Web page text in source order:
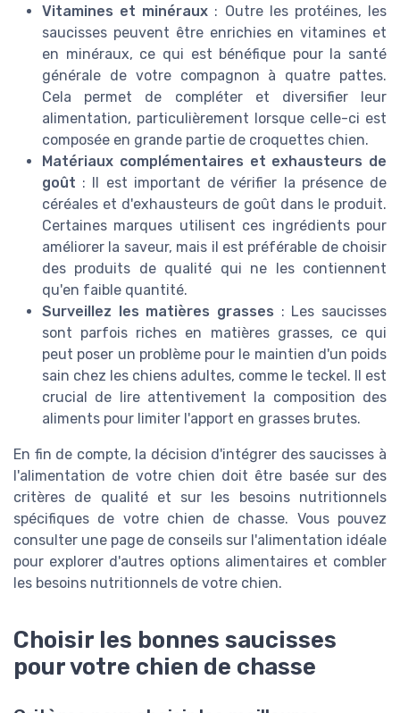
Vitamines et minéraux : Outre les protéines, les
saucisses peuvent être enrichies en vitamines et
en minéraux, ce qui est bénéfique pour la santé
générale de votre compagnon à quatre pattes.
Cela permet de compléter et diversifier leur
alimentation, particulièrement lorsque celle-ci est
composée en grande partie de croquettes chien.
Matériaux complémentaires et exhausteurs de
goût : Il est important de vérifier la présence de
céréales et d'exhausteurs de goût dans le produit.
Certaines marques utilisent ces ingrédients pour
améliorer la saveur, mais il est préférable de choisir
des produits de qualité qui ne les contiennent
qu'en faible quantité.
Surveillez les matières grasses : Les saucisses
sont parfois riches en matières grasses, ce qui
peut poser un problème pour le maintien d'un poids
sain chez les chiens adultes, comme le teckel. Il est
crucial de lire attentivement la composition des
aliments pour limiter l'apport en grasses brutes.
En fin de compte, la décision d'intégrer des saucisses à
l'alimentation de votre chien doit être basée sur des
critères de qualité et sur les besoins nutritionnels
spécifiques de votre chien de chasse. Vous pouvez
consulter une page de conseils sur l'alimentation idéale
pour explorer d'autres options alimentaires et combler
les besoins nutritionnels de votre chien.
Choisir les bonnes saucisses
pour votre chien de chasse